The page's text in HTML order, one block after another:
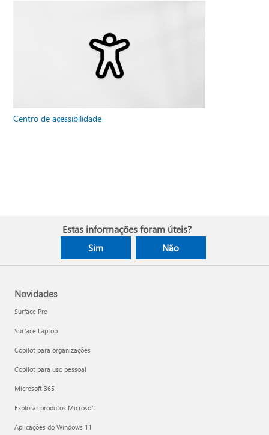
Centro de acessibilidade
Estas informações foram úteis?
Sim Não
Novidades
Surface Pro
Surface Laptop
Copilot para organizações
Copilot para uso pessoal
Microsoft 365
Explorar produtos Microsoft
Aplicações do Windows 11